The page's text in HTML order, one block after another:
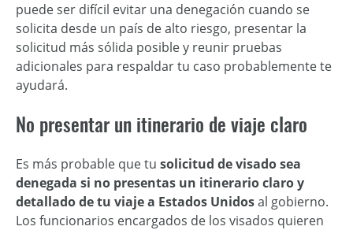
puede ser difícil evitar una denegación cuando se
solicita desde un país de alto riesgo, presentar la
solicitud más sólida posible y reunir pruebas
adicionales para respaldar tu caso probablemente te
ayudará.
No presentar un itinerario de viaje claro
Es más probable que tu solicitud de visado sea
denegada si no presentas un itinerario claro y
detallado de tu viaje a Estados Unidosal gobierno.
Los funcionarios encargados de los visados quieren